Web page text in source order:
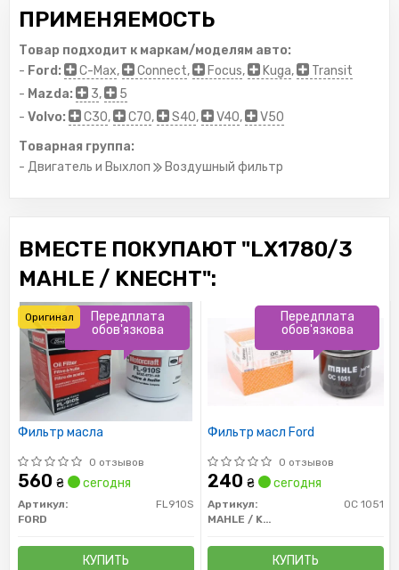
ПРИМЕНЯЕМОСТЬ
Товар подходит к маркам/моделям авто:
- Ford: C-Max, Connect, Focus, Kuga,
Transit
- Mazda: 3,
5
- Volvo: C30, C70, S40, V40,
V50
Товарная группа:
- Двигатель и Выхлоп
Воздушный фильтр
ВМЕСТЕ ПОКУПАЮТ "LX1780/3
MAHLE / KNECHT":
Фильтр масла
0 отзывов
560 ₴ сегодня
Артикул:
FL910S
FORD
КУПИТЬ
Передплата
обов'язкова
Оригинал
Фильтр масл Ford
0 отзывов
240 ₴ сегодня
Артикул:
OC 1051
MAHLE / KNECHT
КУПИТЬ
Передплата
обов'язкова